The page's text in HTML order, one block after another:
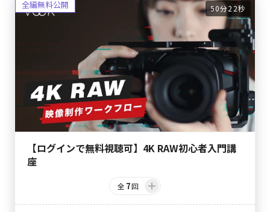
50分22秒
【ログインで無料視聴可】4K RAW初心者入門講
座
全 7回